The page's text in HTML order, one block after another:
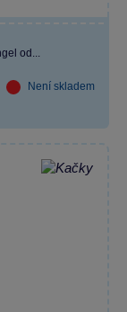
od...
Není skladem